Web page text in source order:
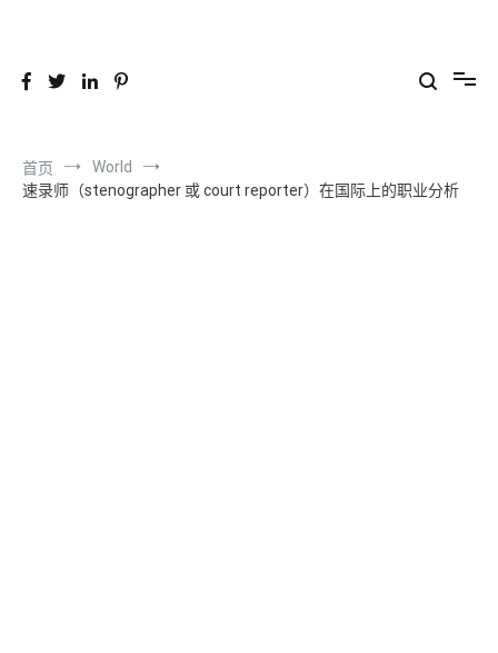
首页
World
速录师（stenographer 或 court reporter）在国际上的职业分析